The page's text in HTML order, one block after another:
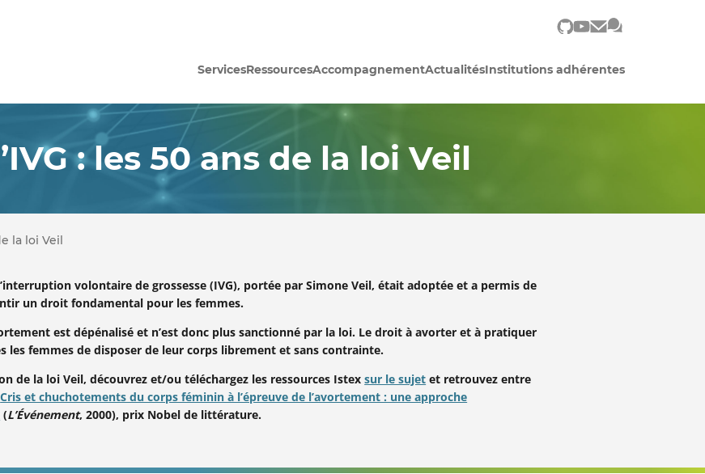
s'ouvre dans un nouvel
s'ouvre dans un
s'ouvre dans un
ServicesRessourcesAccompagnementActualitésInstitutions adhérentes
: les 50 ans de la loi Veil
la loi Veil
volontaire de grossesse (IVG), portée par Simone Veil, était adoptée et a permis de
un droit fondamental pour les femmes.
est dépénalisé et n’est donc plus sanctionné par la loi. Le droit à avorter et à pratiquer
les femmes de disposer de leur corps librement et sans contrainte.
de la loi Veil, découvrez et/ou téléchargez les ressources Istexsur le sujet et retrouvez entre
Cris et chuchotements du corps féminin à l’épreuve de l’avortement : une approche
(L’Événement, 2000), prix Nobel de littérature.